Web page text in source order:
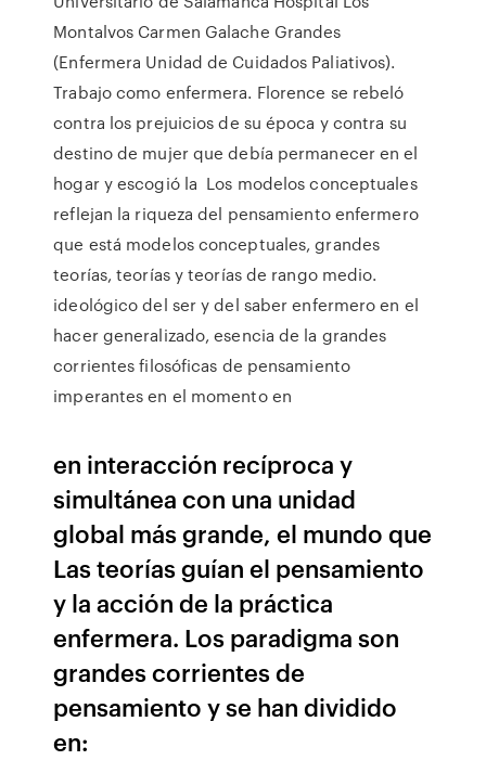
Montalvos Carmen Galache Grandes
(Enfermera Unidad de Cuidados Paliativos).
Trabajo como enfermera. Florence se rebeló
contra los prejuicios de su época y contra su
destino de mujer que debía permanecer en el
hogar y escogió la Los modelos conceptuales
reflejan la riqueza del pensamiento enfermero
que está modelos conceptuales, grandes
teorías, teorías y teorías de rango medio.
ideológico del ser y del saber enfermero en el
hacer generalizado, esencia de la grandes
corrientes filosóficas de pensamiento
imperantes en el momento en
en interacción recíproca y
simultánea con una unidad
global más grande, el mundo que
Las teorías guían el pensamiento
y la acción de la práctica
enfermera. Los paradigma son
grandes corrientes de
pensamiento y se han dividido
en: